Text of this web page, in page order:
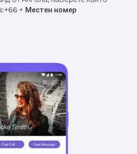
+66 + Местен номер